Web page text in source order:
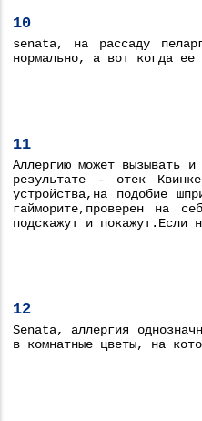
10
senata, на рассаду
нормально, а вот когда
11
Аллергию может вызывать
результате - отек
устройства,на подобие
гайморите,проверен на
подскажут и покажут.Если
12
Senata, аллергия
в комнатные цветы, на